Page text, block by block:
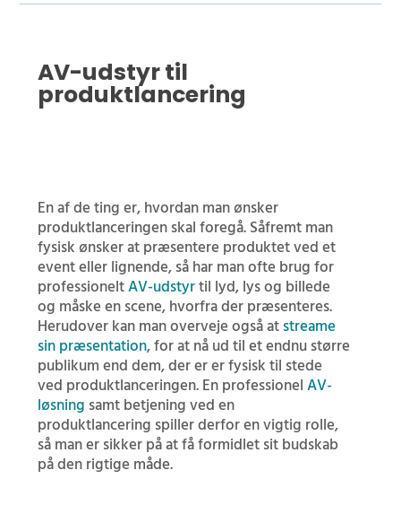
AV-udstyr til
produktlancering
En af de ting er, hvordan man ønsker
produktlanceringen skal foregå. Såfremt man
fysisk ønsker at præsentere produktet ved et
event eller lignende, så har man ofte brug for
professioneltAV-udstyrtil lyd, lys og billede
og måske en scene, hvorfra der præsenteres.
Herudover kan man overveje også atstreame
sin præsentation, for at nå ud til et endnu større
publikum end dem, der er er fysisk til stede
ved produktlanceringen. En professionelAV-
løsning samt betjening ved en
produktlancering spiller derfor en vigtig rolle,
så man er sikker på at få formidlet sit budskab
på den rigtige måde.